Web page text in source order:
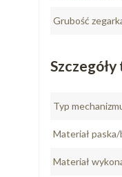
Grubość
Typ
Materiał
Materiał